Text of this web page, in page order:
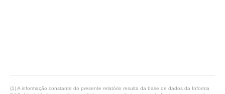
(1) A informação constante do presente relatório resulta da base de dados da Informa